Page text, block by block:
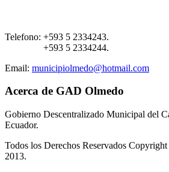
Telefono: +593 5 2334243.
+593 5 2334244.
Email: municipiolmedo@hotmail.com
Acerca de GAD Olmedo
Gobierno Descentralizado Municipal del
Ecuador.
Todos los Derechos Reservados
2013.